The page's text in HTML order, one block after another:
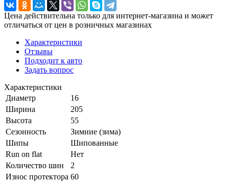
Цена действительна только для интернет-магазина и может
отличаться от цен в розничных магазинах
Характеристики
Отзывы
Подходит к авто
Задать вопрос
Характеристики
Диаметр
16
Ширина
205
Высота
55
Сезонность
Зимние (зима)
Шипы
Шипованные
Run on flat
Нет
Количество шин
2
Износ протектора 60